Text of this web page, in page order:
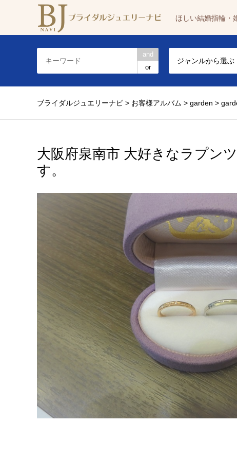
ほしい結婚指輪・
and
or
ジャンルから選ぶ
ブライダルジュエリーナビ > お客様アルバム > garden >
大阪府泉南市 大好きなラプン
す。